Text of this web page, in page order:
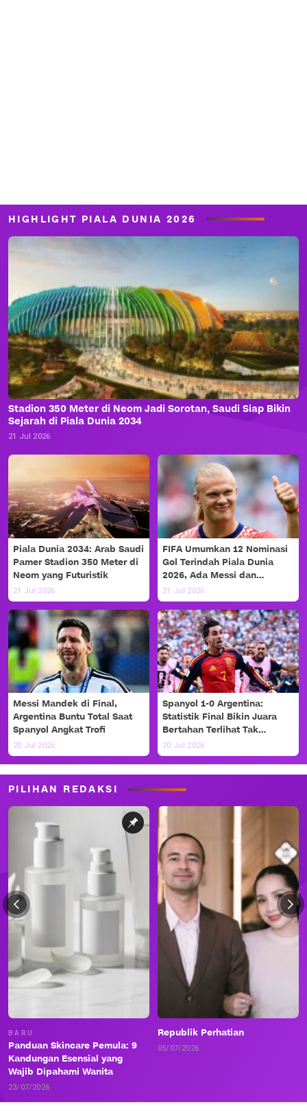
HIGHLIGHT PIALA DUNIA 2026
Stadion 350 Meter di Neom Jadi Sorotan, Saudi Siap Bikin
Sejarah di Piala Dunia 2034
21 Jul 2026
Piala Dunia 2034: Arab Saudi
Pamer Stadion 350 Meter di
Neom yang Futuristik
21 Jul 2026
FIFA Umumkan 12 Nominasi
Gol Terindah Piala Dunia
2026, Ada Messi dan
Haaland!
21 Jul 2026
Messi Mandek di Final,
Argentina Buntu Total Saat
Spanyol Angkat Trofi
20 Jul 2026
Spanyol 1-0 Argentina:
Statistik Final Bikin Juara
Bertahan Terlihat Tak
Berdaya
20 Jul 2026
PILIHAN REDAKSI
BARU
Panduan Skincare Pemula: 9
Kandungan Esensial yang
Wajib Dipahami Wanita
23/07/2026
Republik Perhatian
05/07/2026